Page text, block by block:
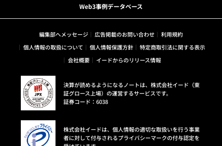
Web3事例データベース
編集部へメッセージ 広告掲載のお問い合わせ
利用規約
個人情報の取扱について
個人情報保護方針
特定商取引法に関する表示
会社概要
イードからのリリース情報
決算が読めるようになるノートは、株式会社イード（東
証グロース上場）の運営するサービスです。
証券コード：6038
株式会社イードは、個人情報の適切な取扱いを行う事業
者に対して付与されるプライバシーマークの付与認定を